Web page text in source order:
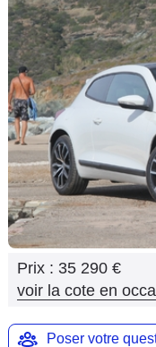
Utilitaires
Flottes
Auto
Services
Forum
Moto
Marques
Prix : 35 290 €
voir la cote en
Poser votre